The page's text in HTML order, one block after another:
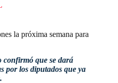
la próxima semana para
confirmó que se dará
por los diputados que ya